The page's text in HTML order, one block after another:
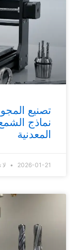
نماذج
المعدنية
2026-01-21